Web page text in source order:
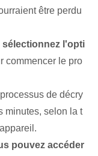
être perdu
sélectionnez l'opti
commencer le pro
de décry
minutes, selon la t
pouvez accéder